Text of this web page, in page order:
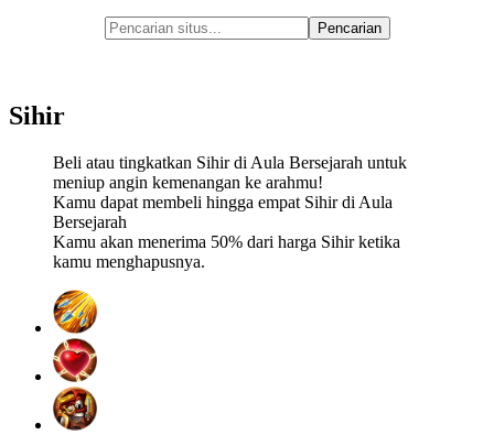
Sihir
Beli atau tingkatkan Sihir di Aula Bersejarah untuk
meniup angin kemenangan ke arahmu!
Kamu dapat membeli hingga empat Sihir di Aula
Bersejarah
Kamu akan menerima 50% dari harga Sihir ketika
kamu menghapusnya.